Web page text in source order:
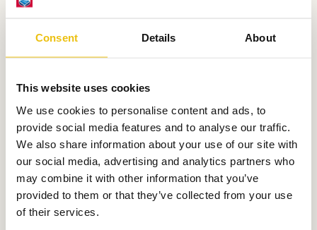
Consent Details About
This website uses cookies
We use cookies to personalise content and ads, to
provide social media features and to analyse our traffic.
We also share information about your use of our site with
our social media, advertising and analytics partners who
may combine it with other information that you’ve
provided to them or that they’ve collected from your use
of their services.
Gutscheincode
BESTÄTIGEN SIE IHRE